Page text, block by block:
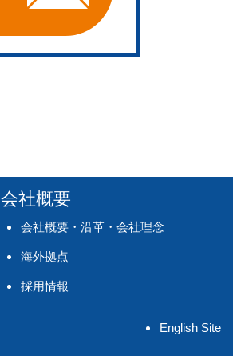
会社概要
会社概要・沿革・会社理念
海外拠点
採用情報
English Site